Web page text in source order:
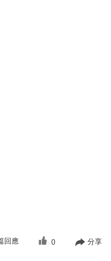
回應 0 分享